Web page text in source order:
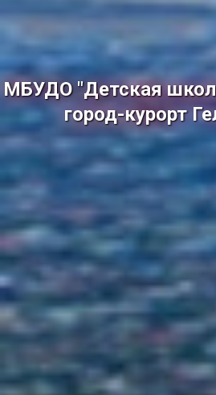
МБУДО "Детская
город-курорт